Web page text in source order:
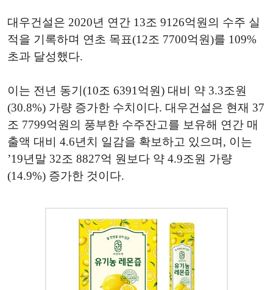
대우건설은 2020년 연간 13조 9126억원의 수주 실
적을 기록하며 연초 목표(12조 7700억원)를 109%
초과 달성했다.
이는 전년 동기(10조 6391억원) 대비 약 3.3조원
(30.8%) 가량 증가한 수치이다. 대우건설은 현재 37
조 7799억원의 풍부한 수주잔고를 보유해 연간 매
출액 대비 4.6년치 일감을 확보하고 있으며, 이는
’19년말 32조 8827억 원보다 약 4.9조원 가량
(14.9%) 증가한 것이다.